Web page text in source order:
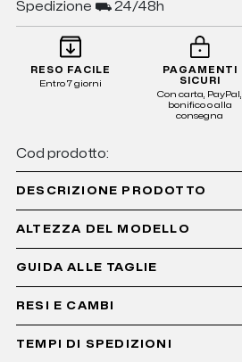
Spedizione ⛟ 24/48h
RESO FACILE
Entro 7 giorni
PAGAMENTI
SICURI
Con carta, PayPal,
bonifico o alla
consegna
Cod prodotto:
DESCRIZIONE PRODOTTO
ALTEZZA DEL MODELLO
GUIDA ALLE TAGLIE
RESI E CAMBI
TEMPI DI SPEDIZIONI